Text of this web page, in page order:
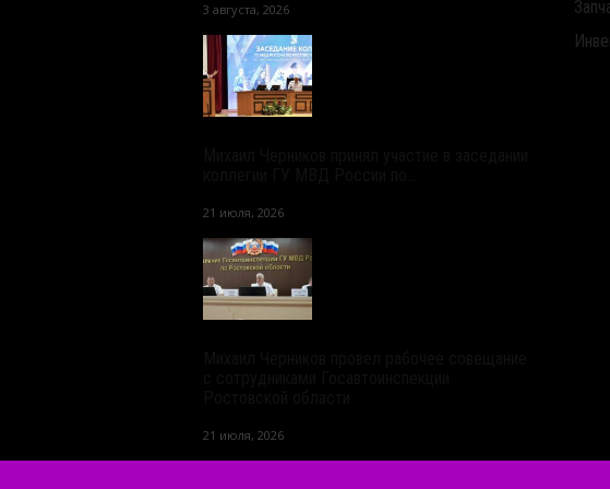
3 августа, 2026
21 июля, 2026
21 июля, 2026